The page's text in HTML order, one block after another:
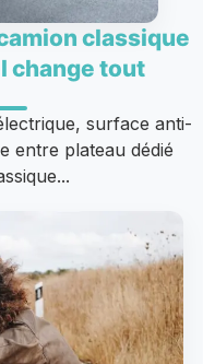
classique
change tout
surface anti-
entre plateau dédié